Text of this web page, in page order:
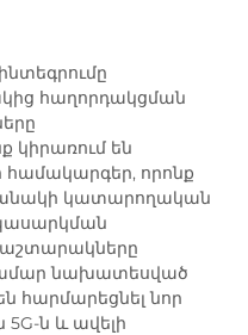
հաղորդակցման
կիրառում են
որոնք
կատարողական
աշտարակները
նախատեսված
հարմարեցնել նոր
ն և ավելի